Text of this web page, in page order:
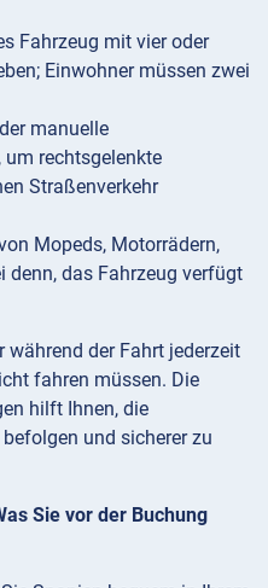
Fahrzeug mit vier oder
Einwohner müssen zwei
manuelle
rechtsgelenkte
Straßenverkehr
Mopeds, Motorrädern,
denn, das Fahrzeug verfügt
während der Fahrt jederzeit
fahren müssen. Die
hilft Ihnen, die
und sicherer zu
Sie vor der Buchung